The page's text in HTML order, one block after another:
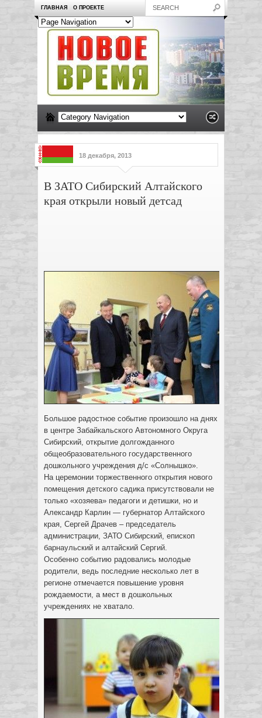
ГЛАВНАЯ О ПРОЕКТЕ
18 декабря, 2013
В ЗАТО Сибирский Алтайского
края открыли новый детсад
Большое радостное событие произошло на днях
в центре Забайкальского Автономного Округа
Сибирский, открытие долгожданного
общеобразовательного государственного
дошкольного учреждения д/с «Солнышко».
На церемонии торжественного открытия нового
помещения детского садика присутствовали не
только «хозяева» педагоги и детишки, но и
Александр Карлин — губернатор Алтайского
края, Сергей Драчев – председатель
администрации, ЗАТО Сибирский, епископ
барнаульский и алтайский Сергий.
Особенно событию радовались молодые
родители, ведь последние несколько лет в
регионе отмечается повышение уровня
рождаемости, а мест в дошкольных
учреждениях не хватало.